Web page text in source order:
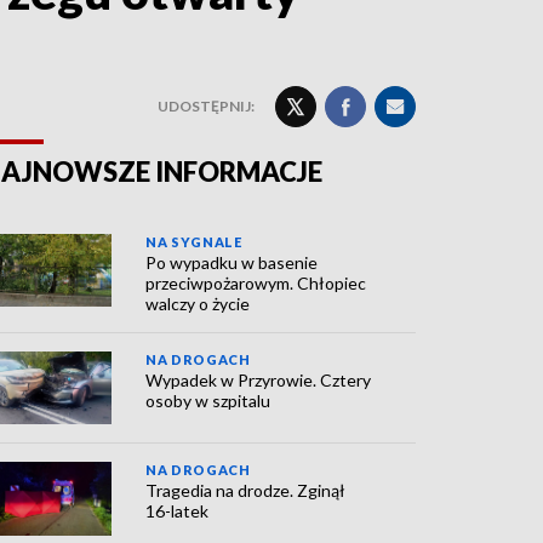
UDOSTĘPNIJ:
INFORMACJE
NA SYGNALE
Po wypadku w basenie
przeciwpożarowym. Chłopiec
walczy o życie
NA DROGACH
Wypadek w Przyrowie. Cztery
osoby w szpitalu
NA DROGACH
Tragedia na drodze. Zginął
16-latek